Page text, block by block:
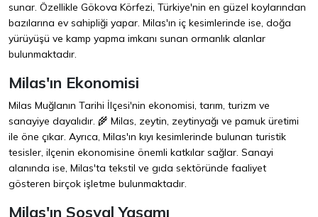
sunar. Özellikle Gökova Körfezi, Türkiye'nin en güzel koylarından
bazılarına ev sahipliği yapar. Milas'ın iç kesimlerinde ise, doğa
yürüyüşü ve kamp yapma imkanı sunan ormanlık alanlar
bulunmaktadır.
Milas'ın Ekonomisi
Milas Muğlanın Tarihi İlçesi'nin ekonomisi, tarım, turizm ve
sanayiye dayalıdır. 🌾 Milas, zeytin, zeytinyağı ve pamuk üretimi
ile öne çıkar. Ayrıca, Milas'ın kıyı kesimlerinde bulunan turistik
tesisler, ilçenin ekonomisine önemli katkılar sağlar. Sanayi
alanında ise, Milas'ta tekstil ve gıda sektöründe faaliyet
gösteren birçok işletme bulunmaktadır.
Milas'ın Sosyal Yaşamı